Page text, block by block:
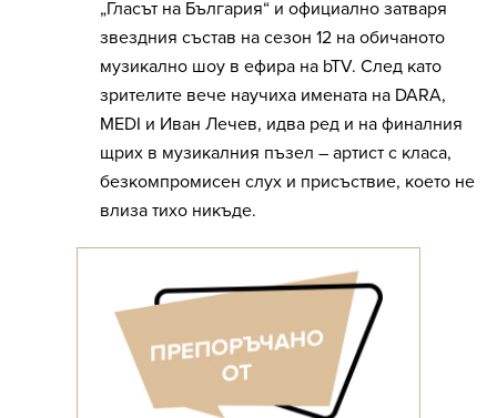
„Гласът на България“ и официално затваря
звездния състав на сезон 12 на обичаното
музикално шоу в ефира на bTV. След като
зрителите вече научиха имената на DARA,
MEDI и Иван Лечев, идва ред и на финалния
щрих в музикалния пъзел – артист с класа,
безкомпромисен слух и присъствие, което не
влиза тихо никъде.